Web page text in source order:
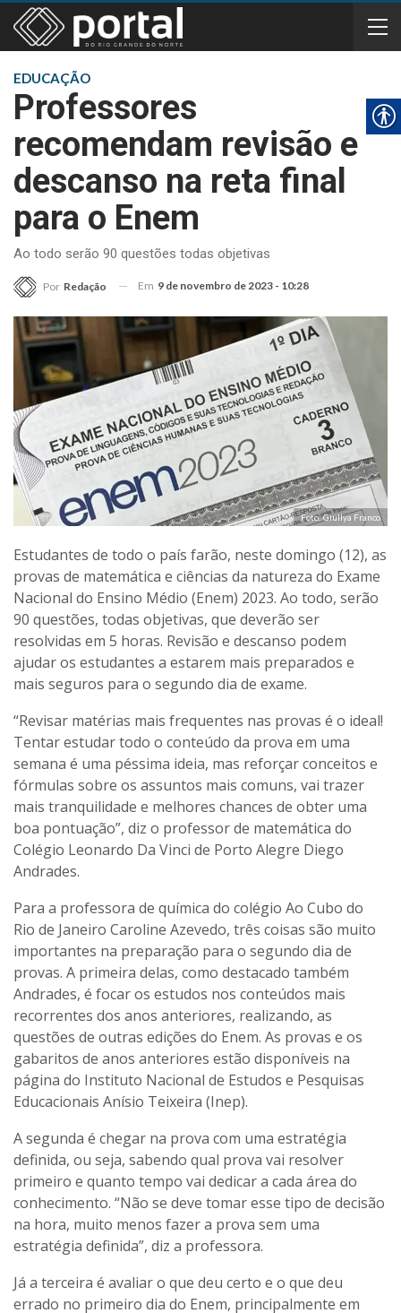
EDUCAÇÃO
Professores
recomendam revisão e
descanso na reta final
para o Enem
Ao todo serão 90 questões todas objetivas
Por Redação Em 9 de novembro de 2023 - 10:28
Foto: Giullya Franco
Estudantes de todo o país farão, neste domingo (12), as
provas de matemática e ciências da natureza do Exame
Nacional do Ensino Médio (Enem) 2023. Ao todo, serão
90 questões, todas objetivas, que deverão ser
resolvidas em 5 horas. Revisão e descanso podem
ajudar os estudantes a estarem mais preparados e
mais seguros para o segundo dia de exame.
“Revisar matérias mais frequentes nas provas é o ideal!
Tentar estudar todo o conteúdo da prova em uma
semana é uma péssima ideia, mas reforçar conceitos e
fórmulas sobre os assuntos mais comuns, vai trazer
mais tranquilidade e melhores chances de obter uma
boa pontuação”, diz o professor de matemática do
Colégio Leonardo Da Vinci de Porto Alegre Diego
Andrades.
Para a professora de química do colégio Ao Cubo do
Rio de Janeiro Caroline Azevedo, três coisas são muito
importantes na preparação para o segundo dia de
provas. A primeira delas, como destacado também
Andrades, é focar os estudos nos conteúdos mais
recorrentes dos anos anteriores, realizando, as
questões de outras edições do Enem. As provas e os
gabaritos de anos anteriores estão disponíveis na
página do Instituto Nacional de Estudos e Pesquisas
Educacionais Anísio Teixeira (Inep).
A segunda é chegar na prova com uma estratégia
definida, ou seja, sabendo qual prova vai resolver
primeiro e quanto tempo vai dedicar a cada área do
conhecimento. “Não se deve tomar esse tipo de decisão
na hora, muito menos fazer a prova sem uma
estratégia definida”, diz a professora.
Já a terceira é avaliar o que deu certo e o que deu
errado no primeiro dia do Enem, principalmente em